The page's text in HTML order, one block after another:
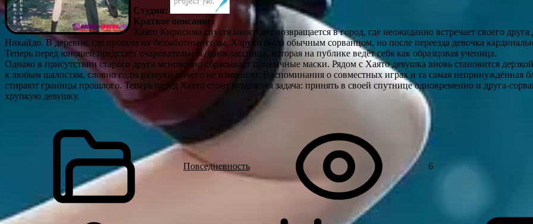
Студия:
Краткое описание:
Хаято Кирисима спустя много лет возвращается в город, где неожиданно встречает своего
Никайдо. В деревне, где прошли их беззаботные годы, Харуки была обычным сорванцом, но после переезда девочка
Теперь перед юношей предстаёт очаровательная одноклассница, которая на публике ведёт себя как образцовая ученица.
Однако в присутствии старого друга мгновенно сбрасывает привычные маски. Рядом с Хаято девушка вновь становится
к любым шалостям, словно годы разлуки ничего не изменили. Воспоминания о совместных играх и та самая непринуждённая
стирают границы прошлого. Теперь перед Хаято стоит непростая задача: принять в своей спутнице одновременно и друга-
хрупкую девушку.
Повседневность 6